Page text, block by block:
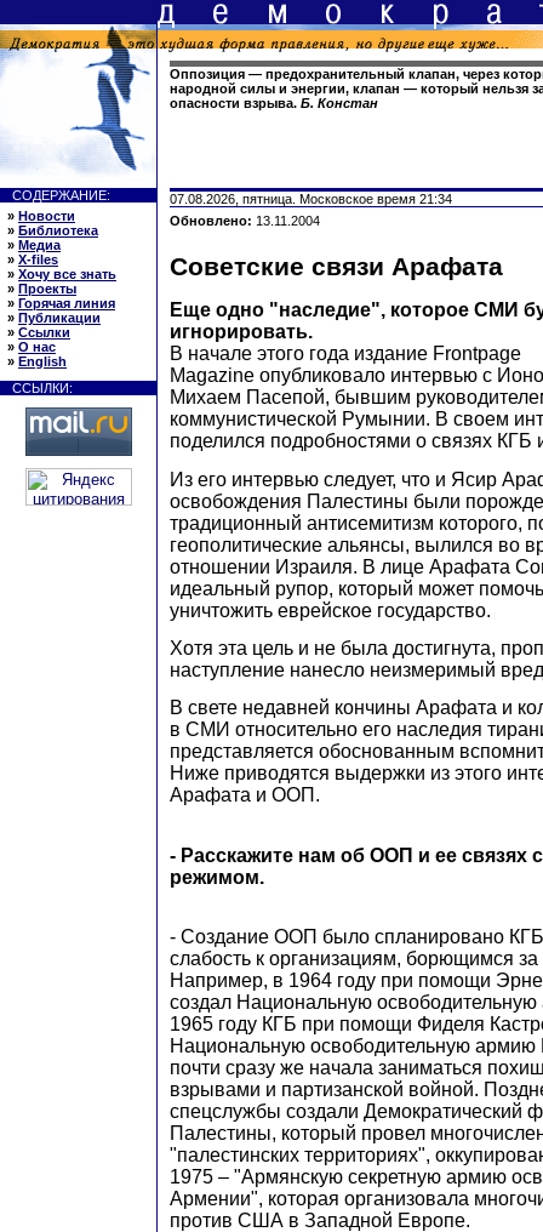
Оппозиция — предохранительный клапан, через
народной силы и энергии, клапан — который нельзя
опасности взрыва. Б. Констан
СОДЕРЖАНИЕ:
» Новости
» Библиотека
» Медиа
» X-files
» Хочу все знать
» Проекты
» Горячая линия
» Публикации
» Ссылки
» О нас
» English
ССЫЛКИ:
07.08.2026, пятница. Московское время 21:34
Обновлено: 13.11.2004
Советские связи Арафата
Еще одно "наследие", которое СМИ
игнорировать.
В начале этого года издание Frontpage
Magazine опубликовало интервью с
Михаем Пасепой, бывшим
коммунистической Румынии. В своем
поделился подробностями о связях
Из его интервью следует, что и Ясир
освобождения Палестины были
традиционный антисемитизм которого,
геополитические альянсы, вылился во
отношении Израиля. В лице Арафата
идеальный рупор, который может
уничтожить еврейское государство.
Хотя эта цель и не была достигнута,
наступление нанесло неизмеримый
В свете недавней кончины Арафата и
в СМИ относительно его наследия
представляется обоснованным
Ниже приводятся выдержки из этого
Арафата и ООП.
- Расскажите нам об ООП и ее связях
режимом.
- Создание ООП было спланировано
слабость к организациям, борющимся
Например, в 1964 году при помощи
создал Национальную
1965 году КГБ при помощи Фиделя
Национальную освободительную армию
почти сразу же начала заниматься
взрывами и партизанской войной.
спецслужбы создали Демократический
Палестины, который провел
"палестинских территориях",
1975 – "Армянскую секретную армию
Армении", которая организовала
против США в Западной Европе.